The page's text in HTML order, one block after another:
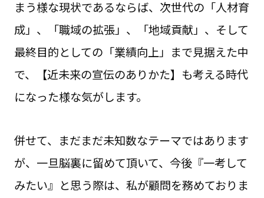
まう様な現状であるならば、次世代の「人材育
成」、「職域の拡張」、「地域貢献」、そして
最終目的としての「業績向上」まで見据えた中
で、【近未来の宣伝のありかた】も考える時代
になった様な気がします。
併せて、まだまだ未知数なテーマではあります
が、一旦脳裏に留めて頂いて、今後『一考して
みたい』と思う際は、私が顧問を務めておりま